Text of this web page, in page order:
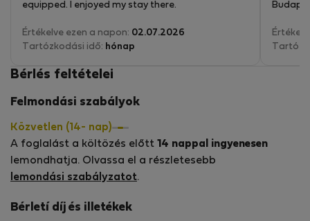
equipped. I enjoyed my stay there.
Értékelve ezen a napon: 02.07.2026
Tartózkodási idő: hónap
It's a
Bérlés feltételei
Felmondási szabályok
Közvetlen (14- nap)
A foglalást a költözés előtt 14 nappal ingyenesen
lemondhatja. Olvassa el a részletesebb
lemondási szabályzatot.
Bérletí díj és illetékek